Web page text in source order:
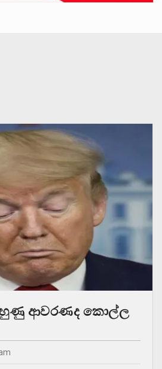
ආවරණද කොල්ල